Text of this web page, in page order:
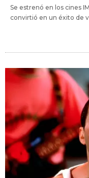
Se estrenó en los cines
convirtió en un éxito de